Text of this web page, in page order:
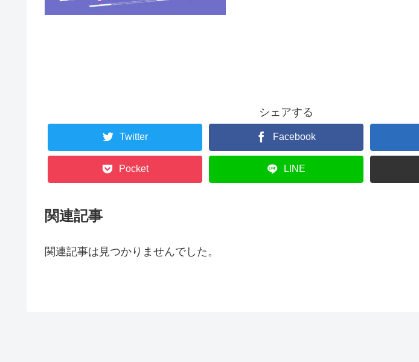
シェアする
Twitter Facebook
Pocket LINE
関連記事
関連記事は見つかりませんでした。